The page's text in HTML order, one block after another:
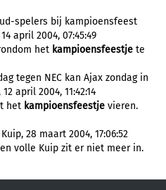
spelers bij kampioensfeest
april 2004, 07:45:49
het kampioensfeestje te
tegen NEC kan Ajax zondag in
april 2004, 11:42:14
het kampioensfeestje vieren.
28 maart 2004, 17:06:52
volle Kuip zit er niet meer in.